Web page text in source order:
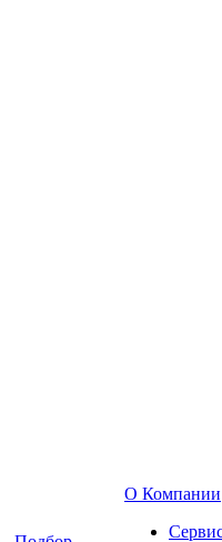
О Компании